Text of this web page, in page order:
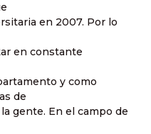
en 2007. Por lo
en constante
y como
de
gente. En el campo de